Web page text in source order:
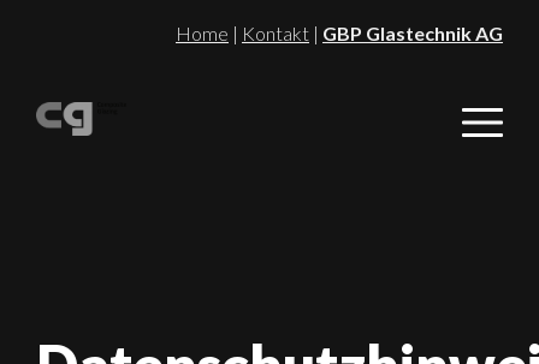
zum
Home | Kontakt | GBP Glastechnik AG